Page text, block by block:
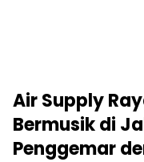
Air Supply
Bermusik di
Penggemar